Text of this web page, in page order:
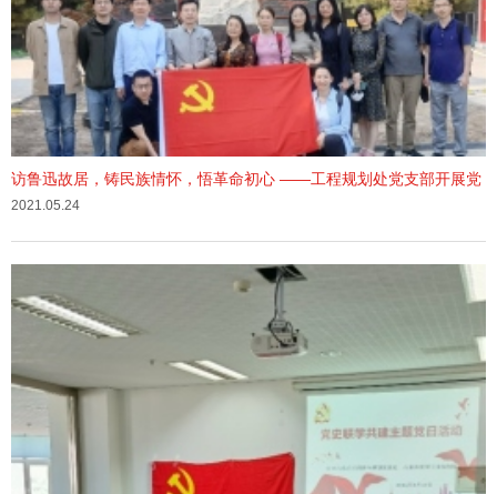
访鲁迅故居，铸民族情怀，悟革命初心 ——工程规划处党支部开展党
史学习教育实践活动
2021.05.24